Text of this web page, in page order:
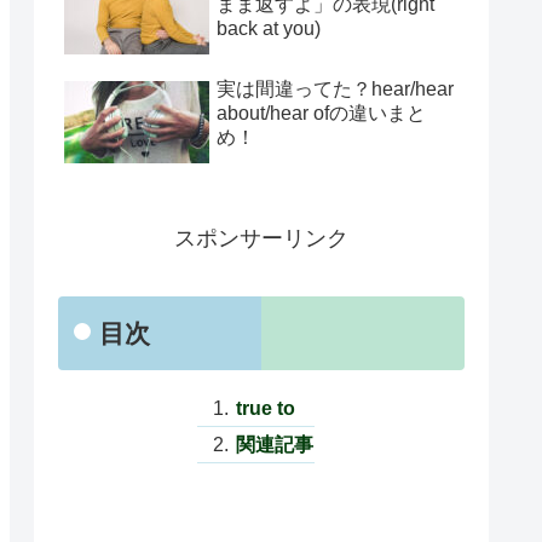
back at you)
実は間違ってた？hear/hear
about/hear ofの違いまと
め！
スポンサーリンク
目次
true to
関連記事